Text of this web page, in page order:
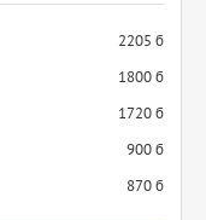
2205 б
1800 б
1720 б
900 б
870 б